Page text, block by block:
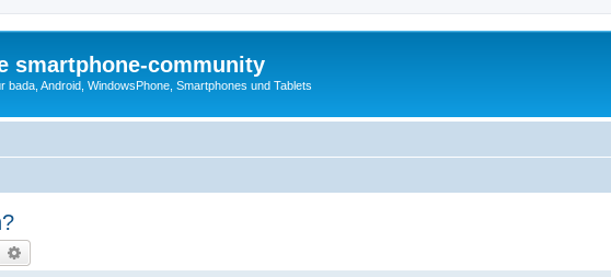
smartphone-community
Android, WindowsPhone, Smartphones und Tablets
Search